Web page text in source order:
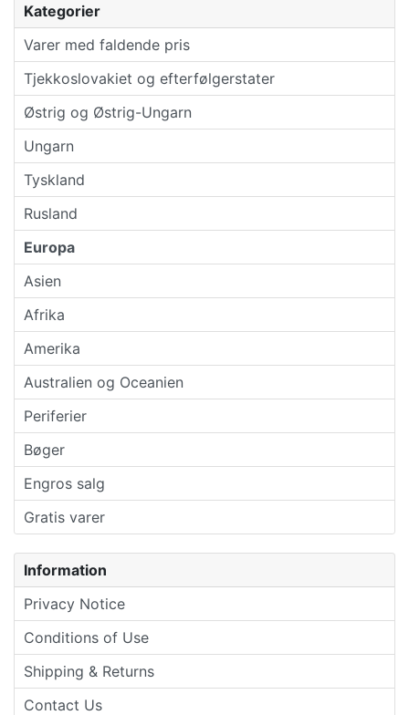
Kategorier
Varer med faldende pris
Tjekkoslovakiet og efterfølgerstater
Østrig og Østrig-Ungarn
Ungarn
Tyskland
Rusland
Europa
Asien
Afrika
Amerika
Australien og Oceanien
Periferier
Bøger
Engros salg
Gratis varer
Information
Privacy Notice
Conditions of Use
Shipping & Returns
Contact Us